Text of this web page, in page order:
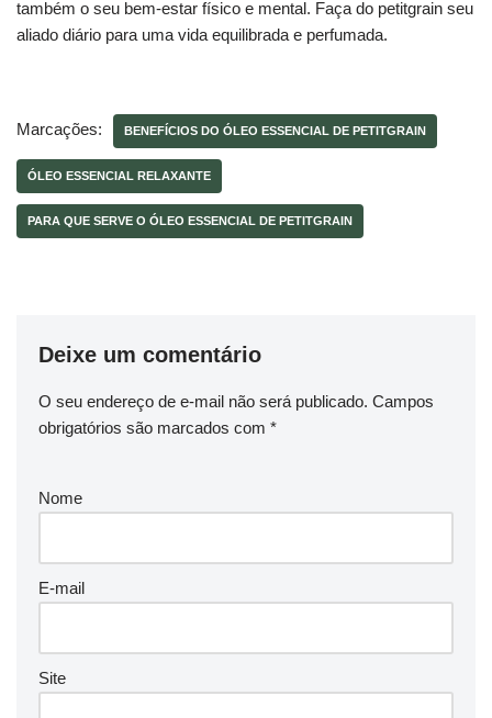
também o seu bem-estar físico e mental. Faça do petitgrain seu
aliado diário para uma vida equilibrada e perfumada.
Marcações: BENEFÍCIOS DO ÓLEO ESSENCIAL DE PETITGRAIN
ÓLEO ESSENCIAL RELAXANTE
PARA QUE SERVE O ÓLEO ESSENCIAL DE PETITGRAIN
Deixe um comentário
O seu endereço de e-mail não será publicado. Campos
obrigatórios são marcados com *
Nome
E-mail
Site